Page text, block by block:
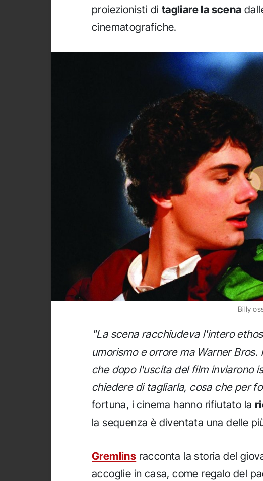
proiezionisti di tagliare la scena
cinematografiche.
Billy
"La scena racchiudeva l'intero
umorismo e orrore ma Warner
che dopo l'uscita del film inviarono
chiedere di tagliarla, cosa che per
fortuna, i cinema hanno rifiutato la
la sequenza è diventata una delle
Gremlins racconta la storia del
accoglie in casa, come regalo del